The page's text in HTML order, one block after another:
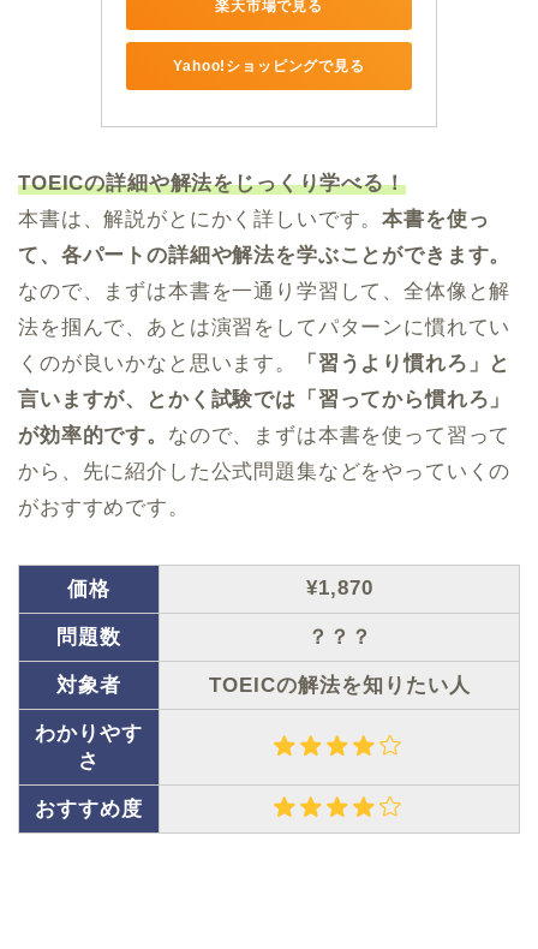
楽天市場で見る
Yahoo!ショッピングで見る
TOEICの詳細や解法をじっくり学べる！
本書は、解説がとにかく詳しいです。本書を使っ
て、各パートの詳細や解法を学ぶことができます。
なので、まずは本書を一通り学習して、全体像と解
法を掴んで、あとは演習をしてパターンに慣れてい
くのが良いかなと思います。
「習うより慣れろ」と
言いますが、とかく試験では「習ってから慣れろ」
が効率的です。 なので、まずは本書を使って習って
から、先に紹介した公式問題集などをやっていくの
がおすすめです。
価格 ¥1,870
問題数 ？？？
対象者 TOEICの解法を知りたい人
わかりやす
さ
おすすめ度